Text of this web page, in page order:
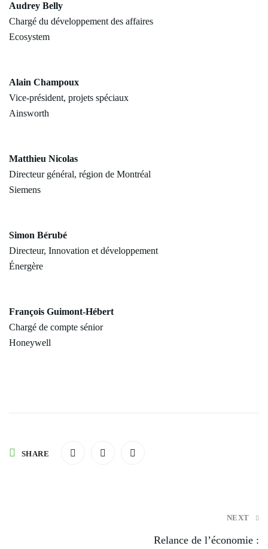
Audrey Belly
Chargé du développement des affaires
Ecosystem
Alain Champoux
Vice-président, projets spéciaux
Ainsworth
Matthieu Nicolas
Directeur général, région de Montréal
Siemens
Simon Bérubé
Directeur, Innovation et développement
Énergère
François Guimont-Hébert
Chargé de compte sénior
Honeywell
SHARE
NEXT
Relance de l’économie :